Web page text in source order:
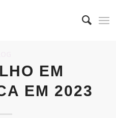
EM
EM 2023